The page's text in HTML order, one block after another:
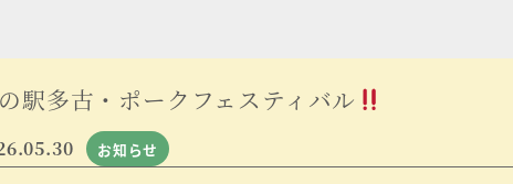
駅多古・ポークフェスティバル
お知らせ